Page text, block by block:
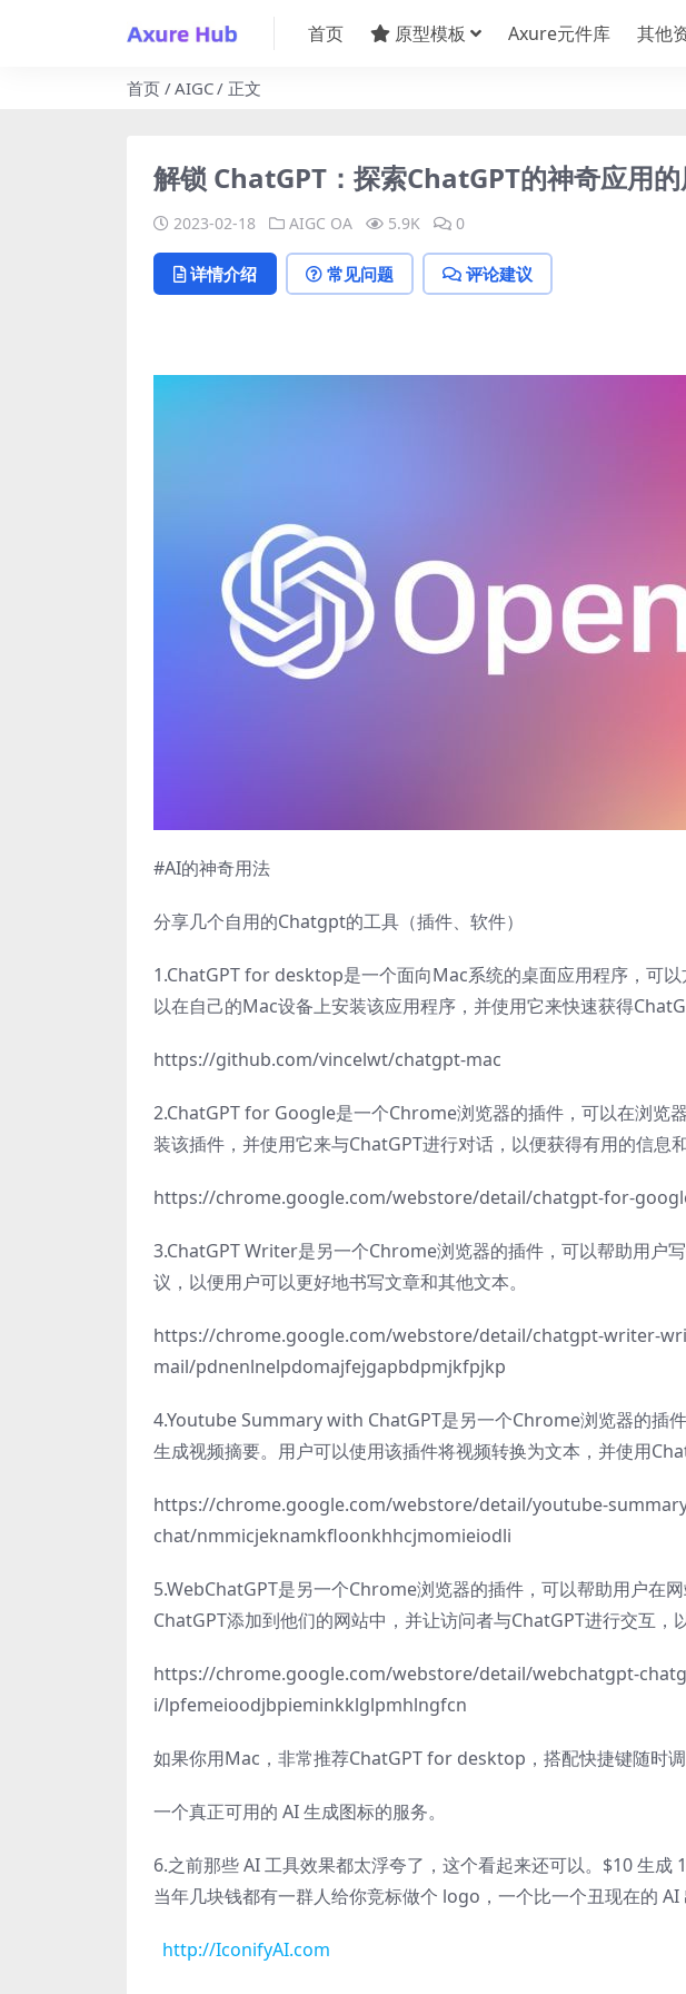
首页 原型模板 Axure元件库 其他
首页 AIGC 正文
解锁 ChatGPT：探索ChatGPT的神奇应用
2023-02-18 AIGC OA 5.9K 0
详情介绍 常见问题 评论建议
#AI的神奇用法
分享几个自用的Chatgpt的工具（插件、软件）
1.ChatGPT for desktop是一个面向Mac系统的桌面应用程序，可
以在自己的Mac设备上安装该应用程序，并使用它来快速获得
https://github.com/vincelwt/chatgpt-mac
2.ChatGPT for Google是一个Chrome浏览器的插件，可以在浏览
装该插件，并使用它来与ChatGPT进行对话，以便获得有用的信息和
https://chrome.google.com/webstore/detail/chatgpt-for-
3.ChatGPT Writer是另一个Chrome浏览器的插件，可以帮助用户
议，以便用户可以更好地书写文章和其他文本。
https://chrome.google.com/webstore/detail/chatgpt-writer-
mail/pdnenlnelpdomajfejgapbdpmjkfpjkp
4.Youtube Summary with ChatGPT是另一个Chrome浏览器的插
生成视频摘要。用户可以使用该插件将视频转换为文本，并使用
https://chrome.google.com/webstore/detail/youtube-
chat/nmmicjeknamkfloonkhhcjmomieiodli
5.WebChatGPT是另一个Chrome浏览器的插件，可以帮助用户在
ChatGPT添加到他们的网站中，并让访问者与ChatGPT进行交互，
https://chrome.google.com/webstore/detail/webchatgpt-
i/lpfemeioodjbpieminkklglpmhlngfcn
如果你用Mac，非常推荐ChatGPT for desktop，搭配快捷键随时
一个真正可用的 AI 生成图标的服务。
6.之前那些 AI 工具效果都太浮夸了，这个看起来还可以。$10 生成
当年几块钱都有一群人给你竞标做个 logo，一个比一个丑现在的 AI
http://IconifyAI.com